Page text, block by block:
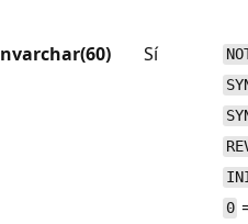
nvarchar(60) Sí
0